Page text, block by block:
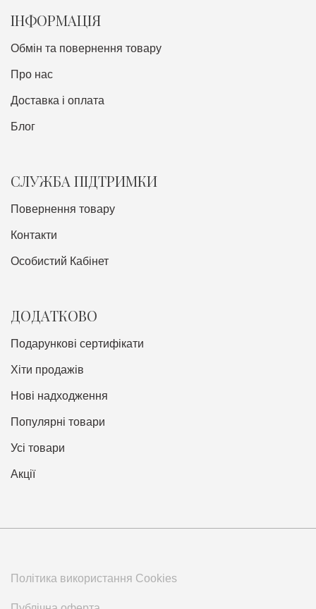
ІНФОРМАЦІЯ
Обмін та повернення товару
Про нас
Доставка i оплата
Блог
СЛУЖБА ПІДТРИМКИ
Повернення товару
Контакти
Особистий Кабінет
ДОДАТКОВО
Подарункові сертифікати
Хіти продажів
Нові надходження
Популярні товари
Усі товари
Акції
Політика використання Cookies